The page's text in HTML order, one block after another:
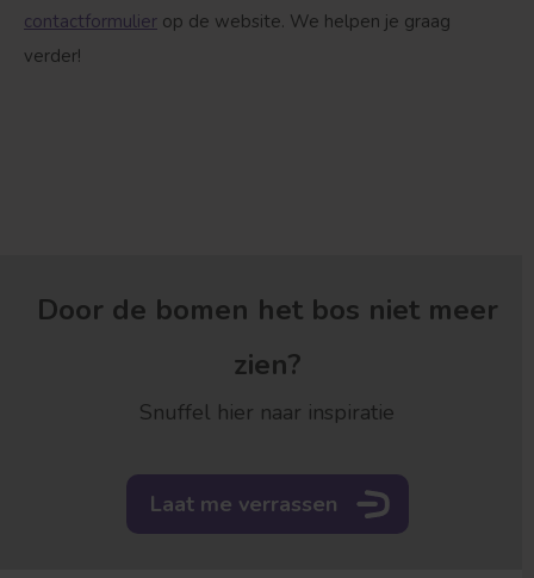
contactformulier op de website. We helpen je graag
verder!
Door de bomen het bos niet meer
zien?
Snuffel hier naar inspiratie
Laat me verrassen